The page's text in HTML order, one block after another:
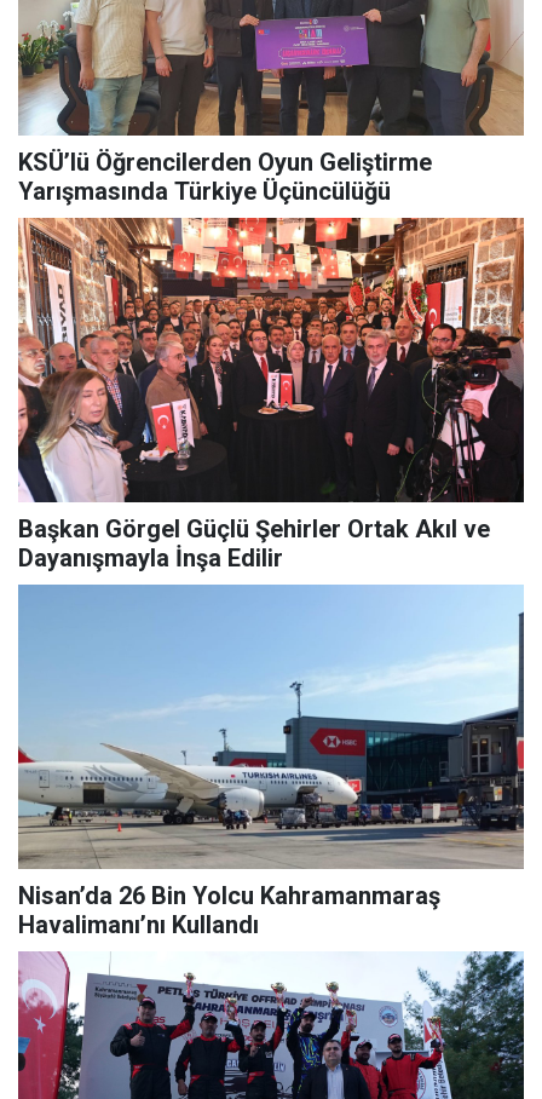
KSÜ’lü Öğrencilerden Oyun Geliştirme
Yarışmasında Türkiye Üçüncülüğü
Başkan Görgel Güçlü Şehirler Ortak Akıl ve
Dayanışmayla İnşa Edilir
Nisan’da 26 Bin Yolcu Kahramanmaraş
Havalimanı’nı Kullandı